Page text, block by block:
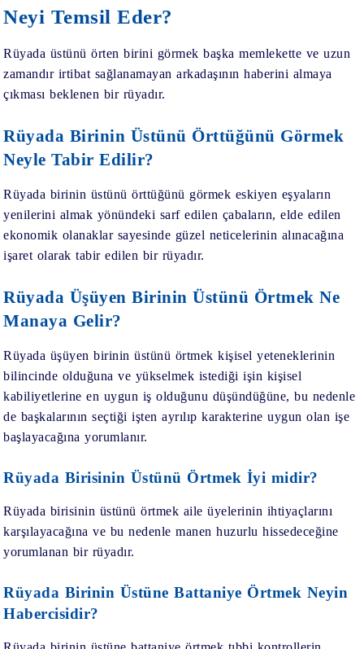
Neyi Temsil Eder?
Rüyada üstünü örten birini görmek başka memlekette ve uzun
zamandır irtibat sağlanamayan arkadaşının haberini almaya
çıkması beklenen bir rüyadır.
Rüyada Birinin Üstünü Örttüğünü Görmek
Neyle Tabir Edilir?
Rüyada birinin üstünü örttüğünü görmek eskiyen eşyaların
yenilerini almak yönündeki sarf edilen çabaların, elde edilen
ekonomik olanaklar sayesinde güzel neticelerinin alınacağına
işaret olarak tabir edilen bir rüyadır.
Rüyada Üşüyen Birinin Üstünü Örtmek Ne
Manaya Gelir?
Rüyada üşüyen birinin üstünü örtmek kişisel yeteneklerinin
bilincinde olduğuna ve yükselmek istediği işin kişisel
kabiliyetlerine en uygun iş olduğunu düşündüğüne, bu nedenle
de başkalarının seçtiği işten ayrılıp karakterine uygun olan işe
başlayacağına yorumlanır.
Rüyada Birisinin Üstünü Örtmek İyi midir?
Rüyada birisinin üstünü örtmek aile üyelerinin ihtiyaçlarını
karşılayacağına ve bu nedenle manen huzurlu hissedeceğine
yorumlanan bir rüyadır.
Rüyada Birinin Üstüne Battaniye Örtmek Neyin
Habercisidir?